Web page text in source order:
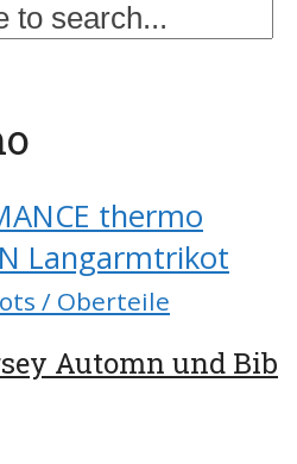
/ Oberteile
Automn und Bib